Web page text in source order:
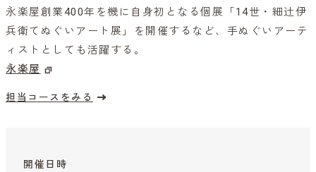
永楽屋創業400年を機に自身初となる個展「14世・細辻伊
兵衛てぬぐいアート展」を開催するなど、手ぬぐいアーテ
ィストとしても活躍する。
永楽屋
担当コースをみる
開催日時